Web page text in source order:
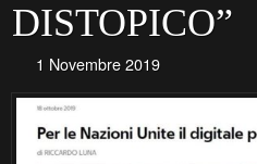
DISTOPICO”
1 Novembre 2019